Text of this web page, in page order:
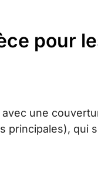
pour
une
principales), qui